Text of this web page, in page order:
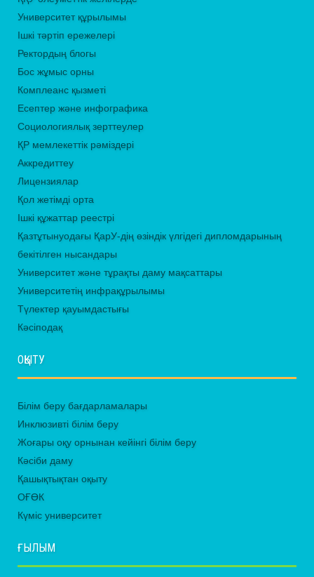
Университет құрылымы
Ішкі тәртіп ережелері
Ректордың блогы
Бос жұмыс орны
Комплеанс қызметі
Есептер және инфографика
Социологиялық зерттеулер
ҚР мемлекеттік рәміздері
Аккредиттеу
Лицензиялар
Қол жетімді орта
Ішкі құжаттар реестрі
Қазтұтынуодағы ҚарУ-дің өзіндік үлгідегі дипломдарының
бекітілген нысандары
Университет және тұрақты даму мақсаттары
Университетің инфрақұрылымы
Түлектер қауымдастығы
Кәсіподақ
ОҚЫТУ
Білім беру бағдарламалары
Инклюзивті білім беру
Жоғары оқу орнынан кейінгі білім беру
Кәсіби даму
Қашықтықтан оқыту
ОҒӨК
Күміс университет
ҒЫЛЫМ